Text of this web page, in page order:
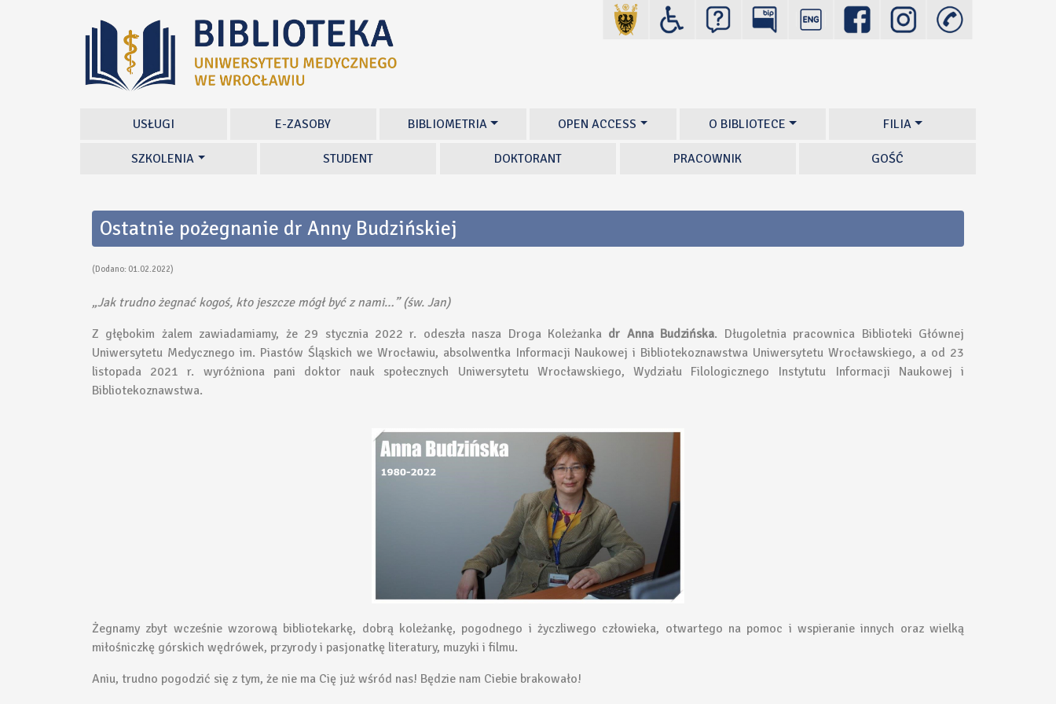
USŁUGI E-ZASOBY BIBLIOMETRIA OPEN ACCESS O BIBLIOTECE FILIA
SZKOLENIA STUDENT DOKTORANT PRACOWNIK GOŚĆ
Ostatnie pożegnanie dr Anny Budzińskiej
(Dodano: 01.02.2022)
„Jak trudno żegnać kogoś, kto jeszcze mógł być z nami…” (św. Jan)
Z głębokim żalem zawiadamiamy, że 29 stycznia 2022 r. odeszła nasza Droga Koleżanka dr Anna Budzińska. Długoletnia pracownica Biblioteki Głównej
Uniwersytetu Medycznego im. Piastów Śląskich we Wrocławiu, absolwentka Informacji Naukowej i Bibliotekoznawstwa Uniwersytetu Wrocławskiego, a od 23
listopada 2021 r. wyróżniona pani doktor nauk społecznych Uniwersytetu Wrocławskiego, Wydziału Filologicznego Instytutu Informacji Naukowej i
Bibliotekoznawstwa.
Żegnamy zbyt wcześnie wzorową bibliotekarkę, dobrą koleżankę, pogodnego i życzliwego człowieka, otwartego na pomoc i wspieranie innych oraz wielką
miłośniczkę górskich wędrówek, przyrody i pasjonatkę literatury, muzyki i filmu.
Aniu, trudno pogodzić się z tym, że nie ma Cię już wśród nas! Będzie nam Ciebie brakowało!